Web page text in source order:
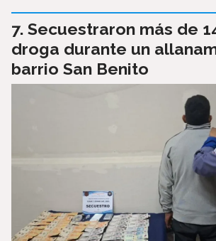
Secuestraron más de
droga durante un
barrio San Benito